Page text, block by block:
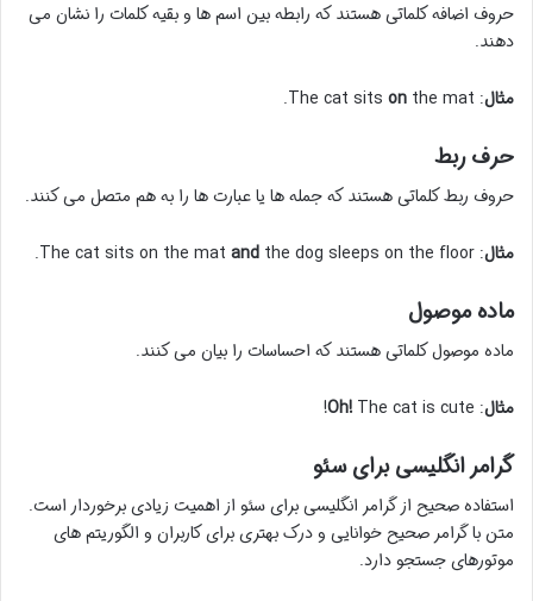
حروف اضافه کلماتی هستند که رابطه بین اسم ها و بقیه کلمات را نشان می
دهند.
مثال: The cat sits
on the mat.
حرف ربط
حروف ربط کلماتی هستند که جمله ها یا عبارت ها را به هم متصل می کنند.
مثال: The cat sits on the mat
and the dog sleeps on the floor.
ماده موصول
ماده موصول کلماتی هستند که احساسات را بیان می کنند.
مثال:
Oh! The cat is cute!
گرامر انگلیسی برای سئو
استفاده صحیح از گرامر انگلیسی برای سئو از اهمیت زیادی برخوردار است.
متن با گرامر صحیح خوانایی و درک بهتری برای کاربران و الگوریتم های
موتورهای جستجو دارد.